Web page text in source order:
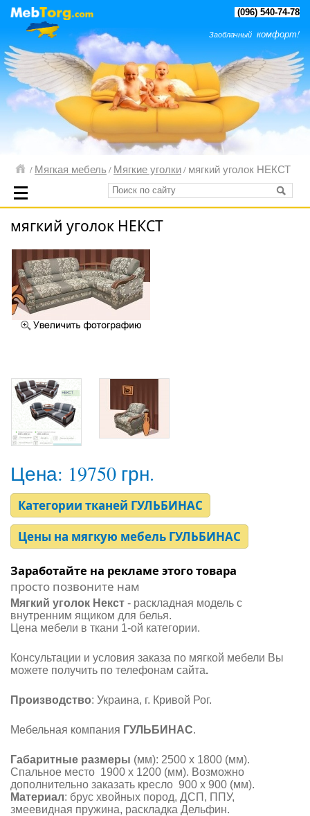
(096) 540-74-78
Заоблачный комфорт!
/ Мягкая мебель / Мягкие уголки/ мягкий уголок НЕКСТ
мягкий уголок НЕКСТ
Цена: 19750 грн.
Категории тканей ГУЛЬБИНАС
Цены на мягкую мебель ГУЛЬБИНАС
Заработайте на рекламе этого товара
просто позвоните нам
Мягкий уголок Некст - раскладная модель с
внутренним ящиком для белья.
Цена мебели в ткани 1-ой категории.
Консультации и условия заказа по мягкой мебели Вы
можете получить по телефонам сайта.
Производство: Украина, г. Кривой Рог.
Мебельная компания ГУЛЬБИНАС.
Габаритные размеры (мм): 2500 х 1800 (мм).
Спальное место 1900 х 1200 (мм). Возможно
дополнительно заказать кресло 900 х 900 (мм).
Материал: брус хвойных пород, ДСП, ППУ,
змеевидная пружина, раскладка Дельфин.